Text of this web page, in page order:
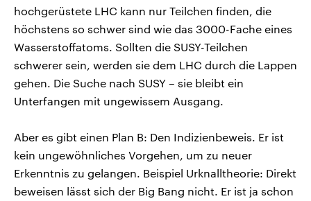
hochgerüstete LHC kann nur Teilchen finden, die
höchstens so schwer sind wie das 3000-Fache eines
Wasserstoffatoms. Sollten die SUSY-Teilchen
schwerer sein, werden sie dem LHC durch die Lappen
gehen. Die Suche nach SUSY – sie bleibt ein
Unterfangen mit ungewissem Ausgang.
Aber es gibt einen Plan B: Den Indizienbeweis. Er ist
kein ungewöhnliches Vorgehen, um zu neuer
Erkenntnis zu gelangen. Beispiel Urknalltheorie: Direkt
beweisen lässt sich der Big Bang nicht. Er ist ja schon